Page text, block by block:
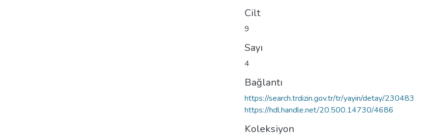
Cilt
9
Sayı
4
Bağlantı
https://search.trdizin.gov.tr/tr/yayin/detay/230483
https://hdl.handle.net/20.500.14730/4686
Koleksiyon